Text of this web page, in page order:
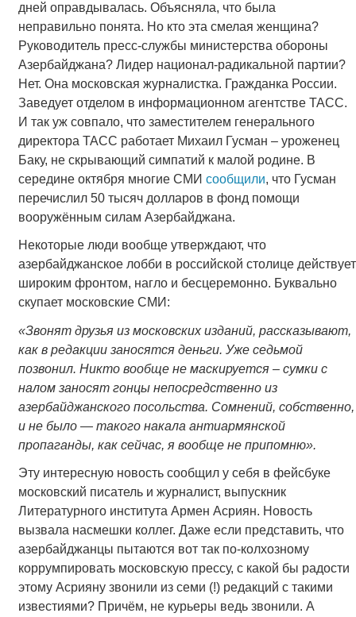
дней оправдывалась. Объясняла, что была
неправильно понята. Но кто эта смелая женщина?
Руководитель пресс-службы министерства обороны
Азербайджана? Лидер национал-радикальной партии?
Нет. Она московская журналистка. Гражданка России.
Заведует отделом в информационном агентстве ТАСС.
И так уж совпало, что заместителем генерального
директора ТАСС работает Михаил Гусман – уроженец
Баку, не скрывающий симпатий к малой родине. В
середине октября многие СМИ сообщили, что Гусман
перечислил 50 тысяч долларов в фонд помощи
вооружённым силам Азербайджана.
Некоторые люди вообще утверждают, что
азербайджанское лобби в российской столице действует
широким фронтом, нагло и бесцеремонно. Буквально
скупает московские СМИ:
«Звонят друзья из московских изданий, рассказывают,
как в редакции заносятся деньги. Уже седьмой
позвонил. Никто вообще не маскируется – сумки с
налом заносят гонцы непосредственно из
азербайджанского посольства. Сомнений, собственно,
и не было — такого накала антиармянской
пропаганды, как сейчас, я вообще не припомню».
Эту интересную новость сообщил у себя в фейсбуке
московский писатель и журналист, выпускник
Литературного института Армен Асриян. Новость
вызвала насмешки коллег. Даже если представить, что
азербайджанцы пытаются вот так по-колхозному
коррумпировать московскую прессу, с какой бы радости
этому Асрияну звонили из семи (!) редакций с такими
известиями? Причём, не курьеры ведь звонили. А